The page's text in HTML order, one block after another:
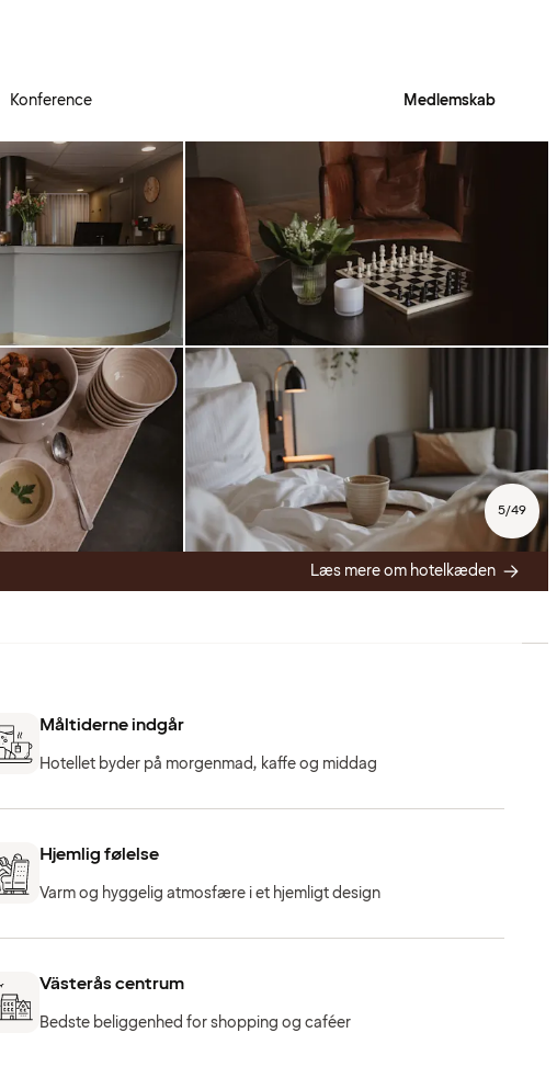
Konference Medlemskab
5/49
Læs mere om hotelkæden
Måltiderne indgår
Hotellet byder på morgenmad, kaffe og middag
Hjemlig følelse
Varm og hyggelig atmosfære i et hjemligt design
Västerås centrum
Bedste beliggenhed for shopping og caféer